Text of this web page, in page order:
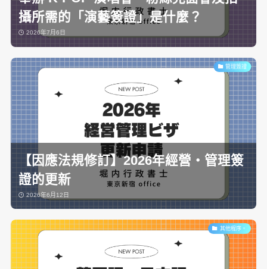
攝所需的「演藝簽證」是什麼？
2026年7月6日
管理簽證
【因應法規修訂】2026年經營・管理簽
證的更新
2026年6月12日
其他程序。